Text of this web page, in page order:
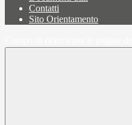
Contatti
Sito Orientamento